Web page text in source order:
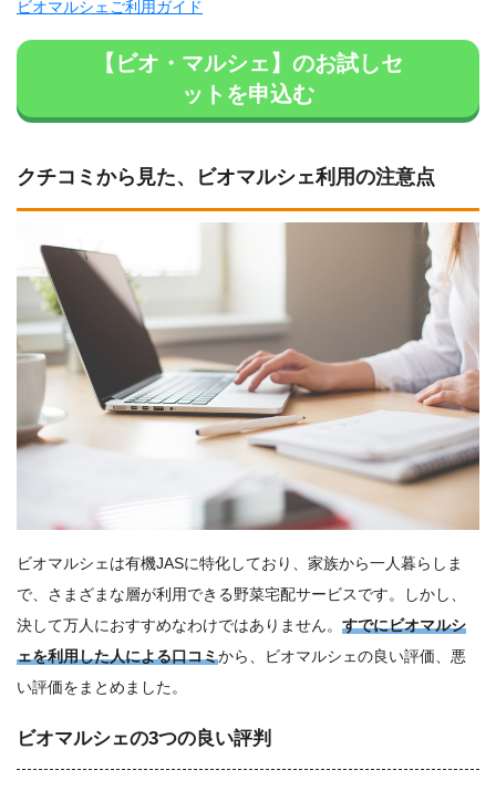
ビオマルシェご利用ガイド
【ビオ・マルシェ】のお試しセ
ットを申込む
クチコミから見た、ビオマルシェ利用の注意点
ビオマルシェは有機JASに特化しており、家族から一人暮らしま
で、さまざまな層が利用できる野菜宅配サービスです。しかし、
決して万人におすすめなわけではありません。 すでにビオマルシ
ェを利用した人による口コミから、ビオマルシェの良い評価、悪
い評価をまとめました。
ビオマルシェの3つの良い評判